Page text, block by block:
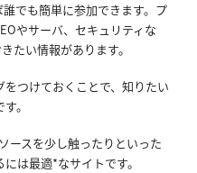
でも簡単に参加できます。プ
やサーバ、セキュリティな
たい情報があります。
つけておくことで、知りたい
。
ースを少し触ったりといった
は最適*なサイトです。